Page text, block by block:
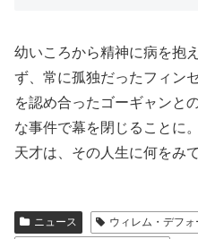
幼いころから精神に病を抱
ず、常に孤独だったフィン
を認め合ったゴーギャンと
な事件で幕を閉じることに
天才は、その人生に何をみ
ニュース ウィレム・デフォ